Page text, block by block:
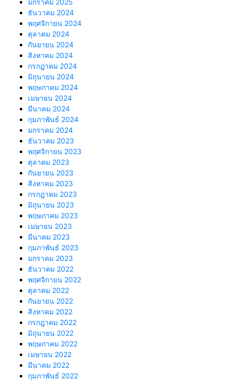
ธันวาคม 2024
พฤศจิกายน 2024
ตุลาคม 2024
กันยายน 2024
สิงหาคม 2024
กรกฎาคม 2024
มิถุนายน 2024
พฤษภาคม 2024
เมษายน 2024
มีนาคม 2024
กุมภาพันธ์ 2024
มกราคม 2024
ธันวาคม 2023
พฤศจิกายน 2023
ตุลาคม 2023
กันยายน 2023
สิงหาคม 2023
กรกฎาคม 2023
มิถุนายน 2023
พฤษภาคม 2023
เมษายน 2023
มีนาคม 2023
กุมภาพันธ์ 2023
มกราคม 2023
ธันวาคม 2022
พฤศจิกายน 2022
ตุลาคม 2022
กันยายน 2022
สิงหาคม 2022
กรกฎาคม 2022
มิถุนายน 2022
พฤษภาคม 2022
เมษายน 2022
มีนาคม 2022
กุมภาพันธ์ 2022